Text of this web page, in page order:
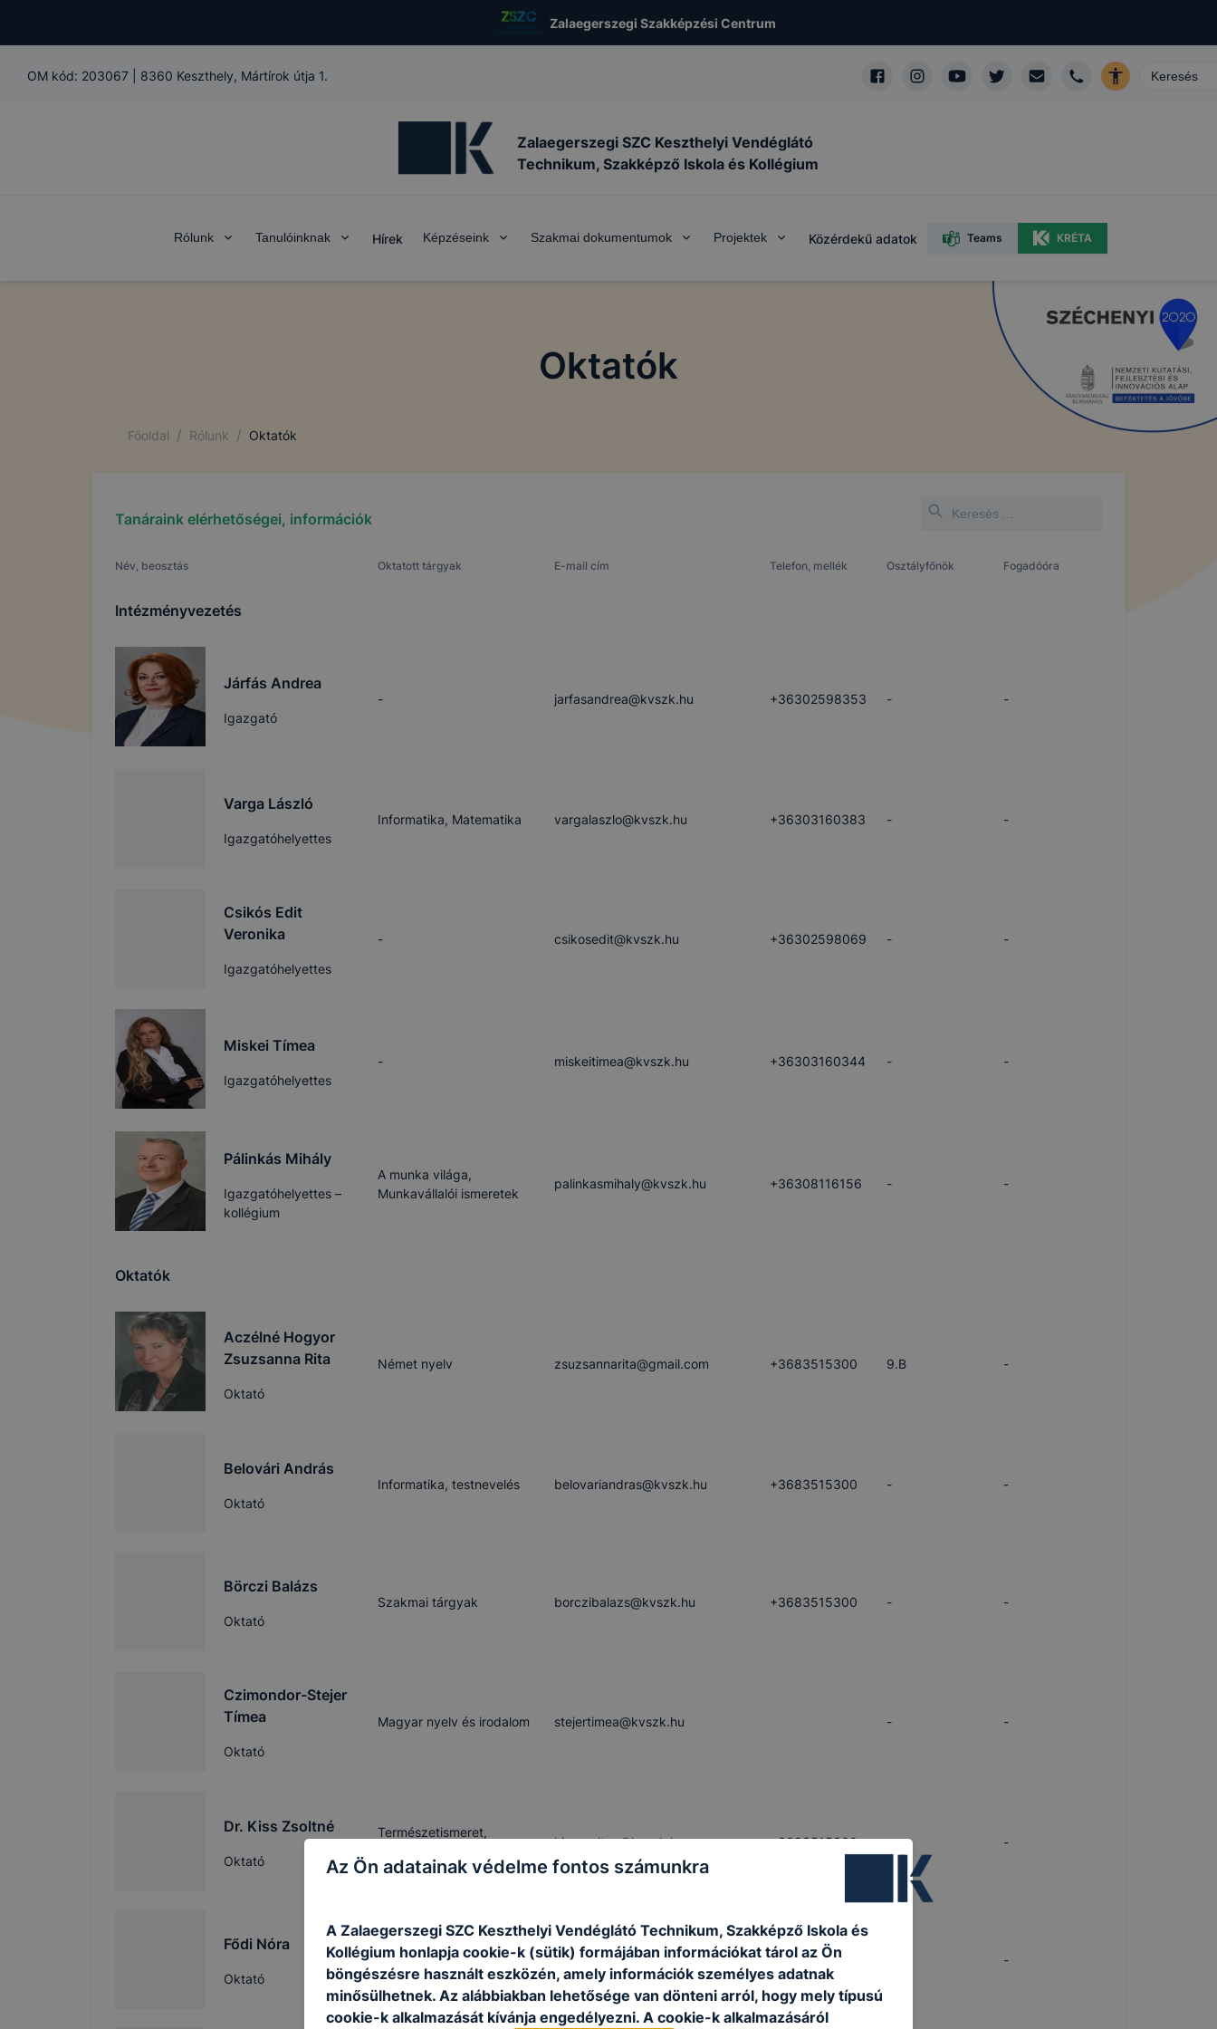
Zalaegerszegi Szakképzési Centrum
OM kód: 203067 8360 Keszthely, Mártírok útja 1.
Zalaegerszegi SZC Keszthelyi Vendéglátó
Technikum, Szakképző Iskola és Kollégium
Rólunk Tanulóinknak Hírek Képzéseink Szakmai dokumentumok Projektek Közérdekű adatok Teams KRÉTA
Oktatók
Főoldal / Rólunk / Oktatók
Tanáraink elérhetőségei, információk
Név, beosztás Oktatott tárgyak E-mail cím Telefon, mellék Osztályfőnök Fogadóóra
Intézményvezetés
Járfás Andrea
Igazgató
- jarfasandrea​@kvszk.hu +36302598353 - -
Varga László
Igazgatóhelyettes
Informatika, Matematika vargalaszlo​@kvszk.hu +36303160383 - -
Csikós Edit
Veronika
Igazgatóhelyettes
- csikosedit​@kvszk.hu +36302598069 - -
Miskei Tímea
Igazgatóhelyettes
- miskeitimea​@kvszk.hu +36303160344 - -
Pálinkás Mihály
Igazgatóhelyettes –
kollégium
A munka világa,
Munkavállalói ismeretek
palinkasmihaly​@kvszk.hu +36308116156 - -
Oktatók
Aczélné Hogyor
Zsuzsanna Rita
Oktató
Német nyelv zsuzsannarita​@gmail.com +3683515300 9.B -
Belovári András
Oktató
Informatika, testnevelés belovariandras​@kvszk.hu +3683515300 - -
Börczi Balázs
Oktató
Szakmai tárgyak borczibalazs​@kvszk.hu +3683515300 - -
Czimondor-Stejer
Tímea
Oktató
Magyar nyelv és irodalom stejertimea​@kvszk.hu - -
Dr. Kiss Zsoltné
Oktató
Természetismeret,
kisszsoltne​@kvszk.hu +3683515300 - -
Fődi Nóra
Oktató
Német nyelv fodinora​@kvszk.hu +3683515300 -
Az Ön adatainak védelme fontos számunkra
A Zalaegerszegi SZC Keszthelyi Vendéglátó Technikum, Szakképző Iskola és
Kollégium honlapja cookie-k (sütik) formájában információkat tárol az Ön
böngészésre használt eszközén, amely információk személyes adatnak
minősülhetnek. Az alábbiakban lehetősége van dönteni arról, hogy mely típusú
cookie-k alkalmazását kívánja engedélyezni. A cookie-k alkalmazásáról